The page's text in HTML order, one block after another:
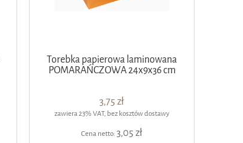
Torebka papierowa laminowana
POMARAŃCZOWA 24x9x36 cm
3,75 zł
zawiera 23% VAT, bez kosztów dostawy
Cena netto:3,05 zł